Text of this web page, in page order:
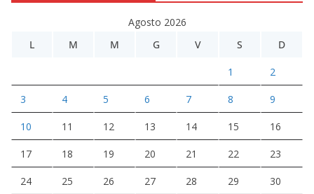
Agosto 2026
L
M M G V S D
1 2
3 4 5 6 7 8 9
10 11 12 13 14 15 16
17 18 19 20 21 22 23
24 25 26 27 28 29 30